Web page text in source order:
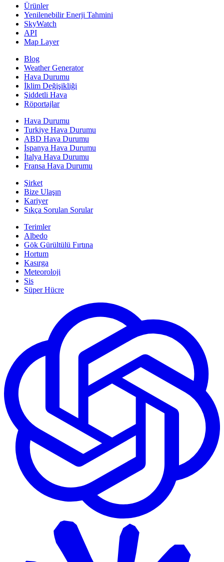
Ürünler
Yenilenebilir Enerji Tahmini
SkyWatch
API
Map Layer
Blog
Weather Generator
Hava Durumu
İklim Değişikliği
Şiddetli Hava
Röportajlar
Hava Durumu
Turkiye Hava Durumu
ABD Hava Durumu
İspanya Hava Durumu
İtalya Hava Durumu
Fransa Hava Durumu
Şirket
Bize Ulaşın
Kariyer
Sıkça Sorulan Sorular
Terimler
Albedo
Gök Gürültülü Fırtına
Hortum
Kasırga
Meteoroloji
Sis
Süper Hücre